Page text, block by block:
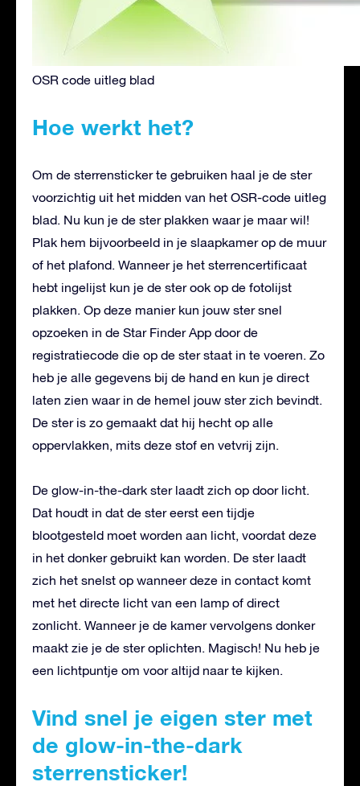
OSR code uitleg blad
Hoe werkt het?
Om de sterrensticker te gebruiken haal je de ster
voorzichtig uit het midden van het OSR-code uitleg
blad. Nu kun je de ster plakken waar je maar wil!
Plak hem bijvoorbeeld in je slaapkamer op de muur
of het plafond. Wanneer je het sterrencertificaat
hebt ingelijst kun je de ster ook op de fotolijst
plakken. Op deze manier kun jouw ster snel
opzoeken in de Star Finder App door de
registratiecode die op de ster staat in te voeren. Zo
heb je alle gegevens bij de hand en kun je direct
laten zien waar in de hemel jouw ster zich bevindt.
De ster is zo gemaakt dat hij hecht op alle
oppervlakken, mits deze stof en vetvrij zijn.
De glow-in-the-dark ster laadt zich op door licht.
Dat houdt in dat de ster eerst een tijdje
blootgesteld moet worden aan licht, voordat deze
in het donker gebruikt kan worden. De ster laadt
zich het snelst op wanneer deze in contact komt
met het directe licht van een lamp of direct
zonlicht. Wanneer je de kamer vervolgens donker
maakt zie je de ster oplichten. Magisch! Nu heb je
een lichtpuntje om voor altijd naar te kijken.
Vind snel je eigen ster met
de glow-in-the-dark
sterrensticker!